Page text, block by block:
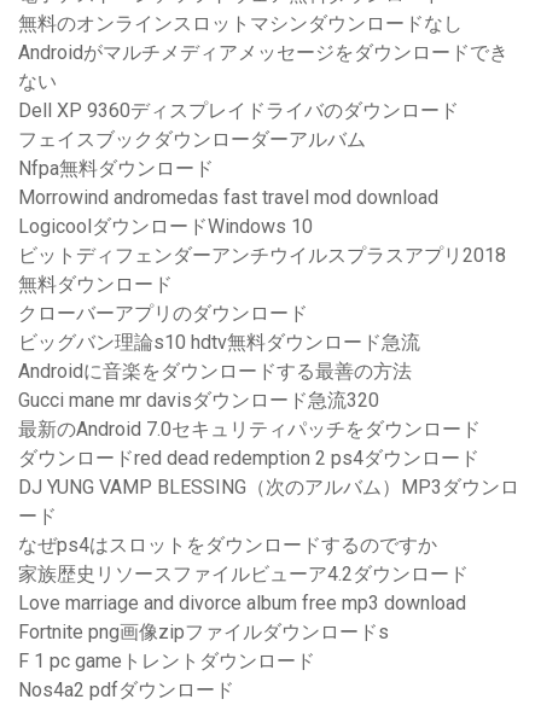
無料のオンラインスロットマシンダウンロードなし
Androidがマルチメディアメッセージをダウンロードでき
ない
Dell XP 9360ディスプレイドライバのダウンロード
フェイスブックダウンローダーアルバム
Nfpa無料ダウンロード
Morrowind andromedas fast travel mod download
LogicoolダウンロードWindows 10
ビットディフェンダーアンチウイルスプラスアプリ2018
無料ダウンロード
クローバーアプリのダウンロード
ビッグバン理論s10 hdtv無料ダウンロード急流
Androidに音楽をダウンロードする最善の方法
Gucci mane mr davisダウンロード急流320
最新のAndroid 7.0セキュリティパッチをダウンロード
ダウンロードred dead redemption 2 ps4ダウンロード
DJ YUNG VAMP BLESSING（次のアルバム）MP3ダウンロ
ード
なぜps4はスロットをダウンロードするのですか
家族歴史リソースファイルビューア4.2ダウンロード
Love marriage and divorce album free mp3 download
Fortnite png画像zipファイルダウンロードs
F 1 pc gameトレントダウンロード
Nos4a2 pdfダウンロード